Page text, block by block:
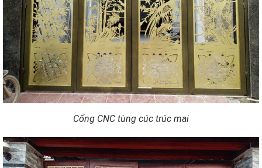
Cổng CNC tùng cúc trúc mai